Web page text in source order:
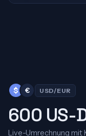
$ € USD/EUR
600 US-
Live-Umrechnung mit